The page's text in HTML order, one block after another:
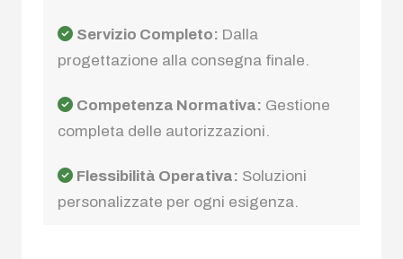
Servizio Completo: Dalla
progettazione alla consegna finale.
Competenza Normativa: Gestione
completa delle autorizzazioni.
Flessibilità Operativa: Soluzioni
personalizzate per ogni esigenza.